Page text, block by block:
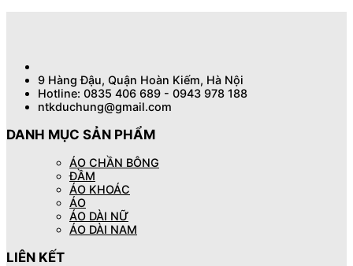
9 Hàng Đậu, Quận Hoàn Kiếm, Hà Nội
Hotline: 0835 406 689 - 0943 978 188
ntkduchung@gmail.com
DANH MỤC SẢN PHẨM
ÁO CHẦN BÔNG
ĐẦM
ÁO KHOÁC
ÁO
ÁO DÀI NỮ
ÁO DÀI NAM
LIÊN KẾT